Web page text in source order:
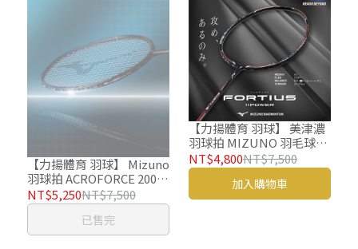
【力揚體育 羽球】 Mizuno
羽球拍 ACROFORCE 200
美津濃 羽毛球拍 日製拍
73JTB62208
NT$5,250NT$7,500
已售完
【力揚體育 羽球】 美津濃
羽球拍 MIZUNO 羽毛球拍
FORTIUS 11 POWER
73JTB11209 日製拍
NT$4,800NT$7,500
加入購物車